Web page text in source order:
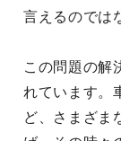
言えるのでは
この問題の解
れています。
ど、さまざま